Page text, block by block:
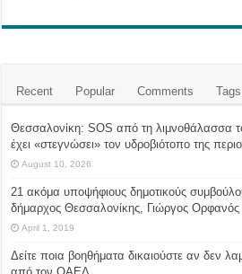
Recent Popular Comments Tags
Θεσσαλονίκη: SOS από τη λιμνοθάλασσα
έχει «στεγνώσει» τον υδροβιότοπο της
August 10, 2026
21 ακόμα υποψήφιους δημοτικούς
δήμαρχος Θεσσαλονίκης, Γιώργος Ορφανός
April 1, 2019
Δείτε ποια βοηθήματα δικαιούστε αν δεν